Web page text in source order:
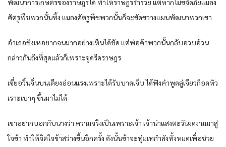
พัฒนาการเกษตรของราษฎรได้ ทำให้ราษฎรร่ำรวย แต่หากไม่ขจัดภัยแมลง
ศัตรูพืชพวกนั้นทิ้ง แมลงศัตรูพืชพวกนั้นก็จะขัดขวางแผนพัฒนาพวกเขา
อำเภอชิงเหอยากจนมากอย่างเห็นได้ชัด แต่พ่อค้าพวกนั้นกลับอวบอ้วน
กล่าวกันถึงที่สุดแล้วก็เพราะขูดรีดราษฎร
เซี่ยอวิ๋นจิ่นบนเตียงอ่อนแรงเพราะได้รับบาดเจ็บ ได้ฟังคำพูดลู่เจียวก็อดหัว
เราะเบาๆ ขึ้นมาไม่ได้
เขาอยากบอกกับนางว่า ความจริงเป็นเพราะเจ้า เจ้านำแสงตะวันงดงามมาสู่
ใจข้า ทำให้จิตใจข้าสว่างขึ้นอีกครั้ง ดังนั้นข้าจะทุ่มเทกำลังทั้งหมดเพื่อช่วย